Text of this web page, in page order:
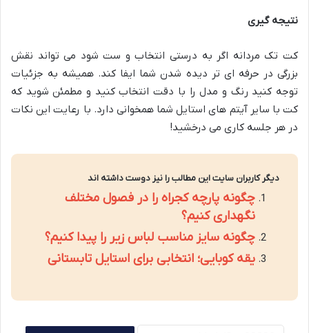
نتیجه گیری
کت تک مردانه اگر به درستی انتخاب و ست شود می تواند نقش
بزرگی در حرفه ای تر دیده شدن شما ایفا کند. همیشه به جزئیات
توجه کنید رنگ و مدل را با دقت انتخاب کنید و مطمئن شوید که
کت با سایر آیتم های استایل شما همخوانی دارد. با رعایت این نکات
در هر جلسه کاری می درخشید!
دیگر کاربران سایت این مطالب را نیز دوست داشته اند
چگونه پارچه کجراه را در فصول مختلف
نگهداری کنیم؟
چگونه سایز مناسب لباس زیر را پیدا کنیم؟
یقه کوبایی؛ انتخابی برای استایل تابستانی